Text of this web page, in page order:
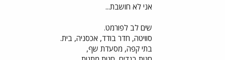
אני לא חושבת...
שים לב לפורמט.
סוויטה, חדר בודד, אכסניה, בית.
בתי קפה, מסעדת שף,